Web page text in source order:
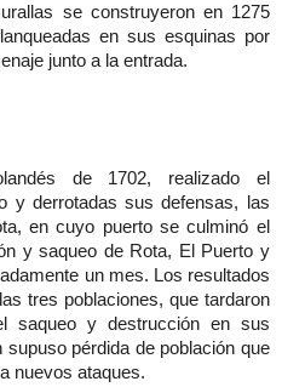
se construyeron en 1275
en sus esquinas por
junto a la entrada.
de 1702, realizado el
y derrotadas sus defensas, las
en cuyo puerto se culminó el
y saqueo de Rota, El Puerto y
un mes. Los resultados
tres poblaciones, que tardaron
saqueo y destrucción en sus
pérdida de población que
nuevos ataques.